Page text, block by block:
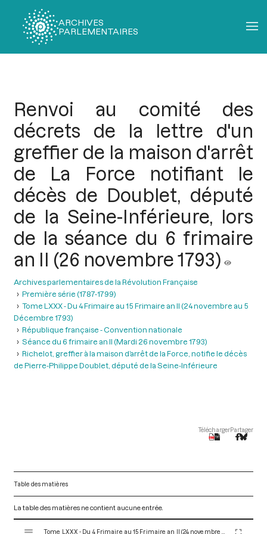
ARCHIVES
PARLEMENTAIRES
Renvoi au comité des
décrets de la lettre d'un
greffier de la maison d'arrêt
de La Force notifiant le
décès de Doublet, député
de la Seine-Inférieure, lors
de la séance du 6 frimaire
an II (26 novembre 1793)
Archives parlementaires de la Révolution Française
Première série (1787-1799)
Tome LXXX - Du 4 Frimaire au 15 Frimaire an II (24 novembre au 5
Décembre 1793)
République française - Convention nationale
Séance du 6 frimaire an II (Mardi 26 novembre 1793)
Richelot, greffier à la maison d’arrêt de la Force, notifie le décès
de Pierre-Philippe Doublet, député de la Seine-Inférieure
TéléchargerPartager
Table des matières
La table des matières ne contient aucune entrée.